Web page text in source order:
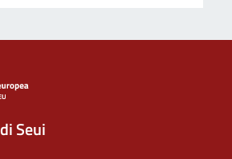
Seui